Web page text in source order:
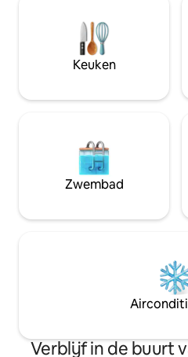
Keuken
Zwembad
Verblijf in de buurt